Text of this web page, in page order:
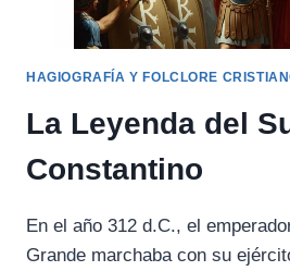
HAGIOGRAFÍA Y FOLCLORE
La Leyenda del
Constantino
En el año 312 d.C., el
Grande marchaba con su